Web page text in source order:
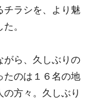
チラシを、より魅
。
がら、久しぶりの
たのは１６名の地
方々。久しぶり